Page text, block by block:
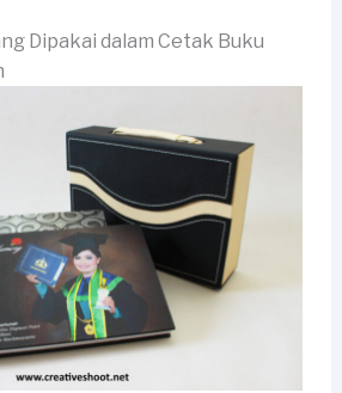
Dipakai dalam Cetak Buku